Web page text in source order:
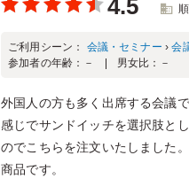
4.5
ご利用シーン： 会議・セミナー ›会
参加者の年齢： － 男女比： －
外国人の方も多く出席する会議
感じでサンドイッチを選択肢と
のでこちらを注文いたしました
商品です。